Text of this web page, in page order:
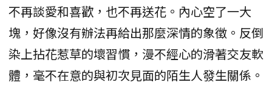
不再談愛和喜歡，也不再送花。內心空了一大
塊，好像沒有辦法再給出那麼深情的象徵。反倒
染上拈花惹草的壞習慣，漫不經心的滑著交友軟
體，毫不在意的與初次見面的陌生人發生關係。